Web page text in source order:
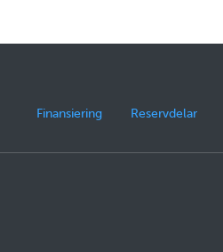
Finansiering Reservdelar